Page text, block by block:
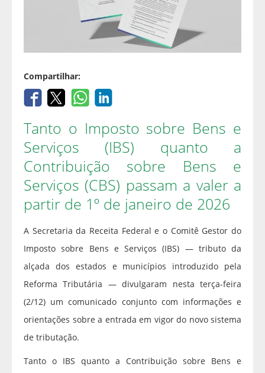
Compartilhar:
Tanto o Imposto sobre Bens e
Serviços (IBS) quanto a
Contribuição sobre Bens e
Serviços (CBS) passam a valer a
partir de 1º de janeiro de 2026
A Secretaria da Receita Federal e o Comitê Gestor do
Imposto sobre Bens e Serviços (IBS) — tributo da
alçada dos estados e municípios introduzido pela
Reforma Tributária — divulgaram nesta terça-feira
(2/12) um comunicado conjunto com informações e
orientações sobre a entrada em vigor do novo sistema
de tributação.
Tanto o IBS quanto a Contribuição sobre Bens e